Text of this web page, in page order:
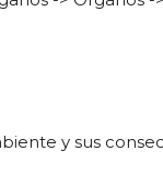
y sus